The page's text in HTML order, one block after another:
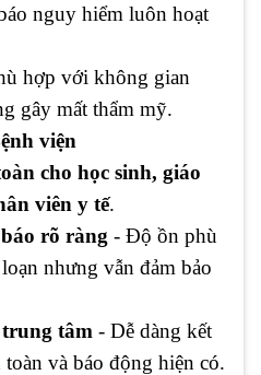
nguy hiểm luôn hoạt
hợp với không gian
gây mất thẩm mỹ.
viện
cho học sinh, giáo
viên y tế.
rõ ràng - Độ ồn phù
nhưng vẫn đảm bảo
tâm - Dễ dàng kết
và báo động hiện có.